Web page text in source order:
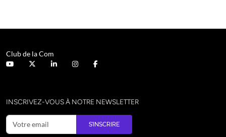
Club de la Com
INSCRIVEZ-VOUS À NOTRE NEWSLETTER
S’INSCRIRE